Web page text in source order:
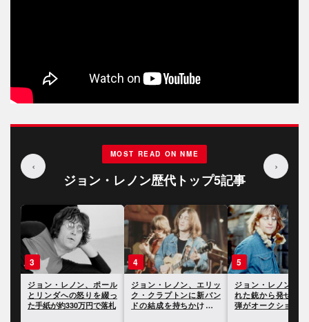
‹
MOST READ ON NME
ジョン・レノン歴代トップ5記事
›
3
ジョン・レノン、ポール
とリンダへの怒りを綴っ
た手紙が約330万円で落札
4
ジョン・レノン、エリッ
ク・クラプトンに新バン
ドの結成を持ちかけた手
5
ジョン・レノン、
れた銃から発せら
弾がオークション